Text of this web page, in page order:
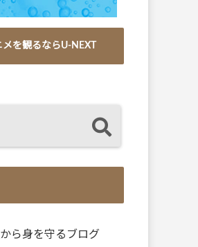
を観るならU-NEXT
ら身を守るブログ